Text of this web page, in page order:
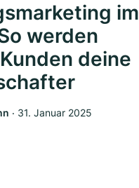
im
werden
deine
‧ 31. Januar 2025